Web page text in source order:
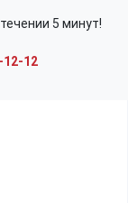
5 минут!
12-12